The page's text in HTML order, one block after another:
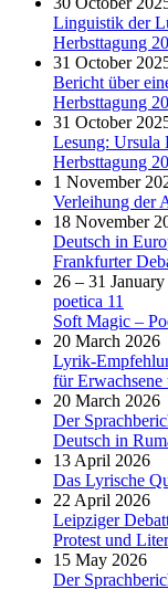
Linguistik der
Herbsttagung
31 October
Bericht über
Herbsttagung
31 October
Lesung: Ursula
Herbsttagung
1 November
Verleihung der
18 November
Deutsch in
Frankfurter
26 – 31
poetica 11
Soft Magic –
20 March 2026
Lyrik-
für
20 March 2026
Der
Deutsch in
13 April 2026
Das Lyrische
22 April 2026
Leipziger
Protest und
15 May 2026
Der